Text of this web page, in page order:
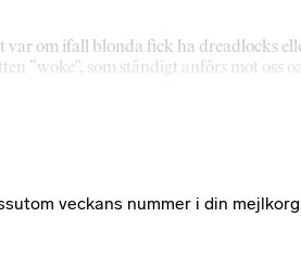
om ifall blonda fick ha dreadlocks
”woke”, som ständigt anförs mot
veckans nummer i din